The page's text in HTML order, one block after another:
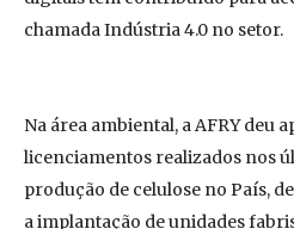
chamada Indústria 4.0 no setor.
Na área ambiental, a AFRY deu
licenciamentos realizados nos
produção de celulose no País,
a implantação de unidades